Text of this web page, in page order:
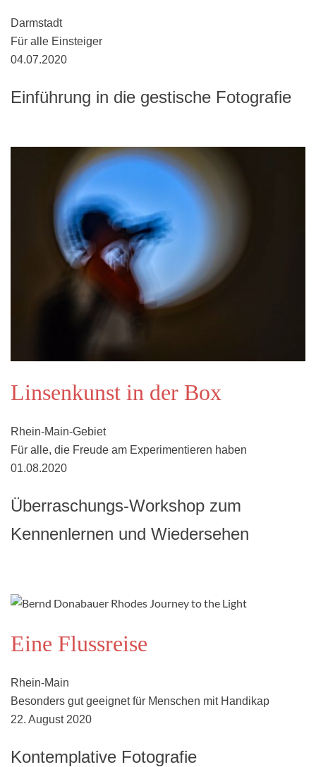
Darmstadt
Für alle Einsteiger
04.07.2020
Einführung in die gestische Fotografie
Linsenkunst in der Box
Rhein-Main-Gebiet
Für alle, die Freude am Experimentieren haben
01.08.2020
Überraschungs-Workshop zum
Kennenlernen und Wiedersehen
Eine Flussreise
Rhein-Main
Besonders gut geeignet für Menschen mit Handikap
22. August 2020
Kontemplative Fotografie